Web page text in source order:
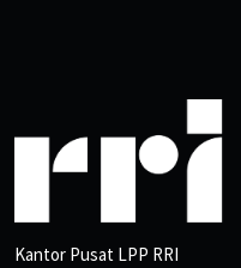
Kantor Pusat LPP RRI